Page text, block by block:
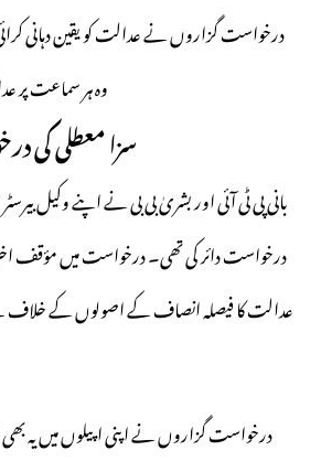
درخواست گزاروں نے عدالت کو یقین دہانی
وہ ہر سماعت
سزا معطلی کی
بانی پی ٹی آئی اور بشریٰ بی بی نے اپنے وکیل
درخواست دائر کی تھی۔ درخواست میں مؤقف
عدالت کا فیصلہ انصاف کے اصولوں کے خلاف
درخواست گزاروں نے اپنی اپیلوں میں یہ